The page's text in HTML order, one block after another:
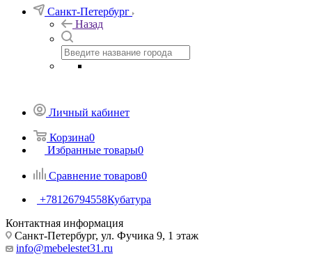
Санкт-Петербург
Назад
Личный кабинет
Корзина0
Избранные товары0
Сравнение товаров0
+78126794558Кубатура
Контактная информация
Санкт-Петербург, ул. Фучика 9, 1 этаж
info@mebelestet31.ru